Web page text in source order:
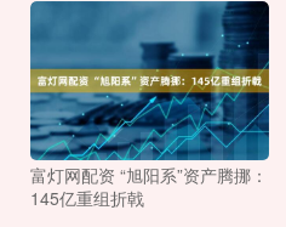
富灯网配资 “旭阳系”资产腾挪：
145亿重组折戟